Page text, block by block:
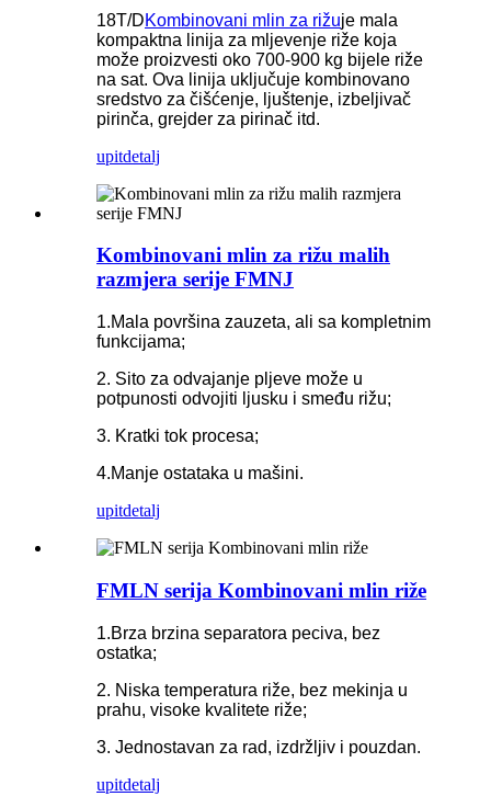
18T/DKombinovani mlin za rižuje mala
kompaktna linija za mljevenje riže koja
može proizvesti oko 700-900 kg bijele riže
na sat. Ova linija uključuje kombinovano
sredstvo za čišćenje, ljuštenje, izbeljivač
pirinča, grejder za pirinač itd.
upitdetalj
Kombinovani mlin za rižu malih
razmjera serije FMNJ
1.Mala površina zauzeta, ali sa kompletnim
funkcijama;
2. Sito za odvajanje pljeve može u
potpunosti odvojiti ljusku i smeđu rižu;
3. Kratki tok procesa;
4.Manje ostataka u mašini.
upitdetalj
FMLN serija Kombinovani mlin riže
1.Brza brzina separatora peciva, bez
ostatka;
2. Niska temperatura riže, bez mekinja u
prahu, visoke kvalitete riže;
3. Jednostavan za rad, izdržljiv i pouzdan.
upitdetalj